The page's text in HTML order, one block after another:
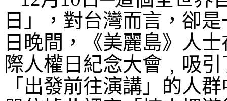
日」，對台灣而言，卻
日晚間，《美麗島》人
際人權日紀念大會﹐吸
「出發前往演講」的人